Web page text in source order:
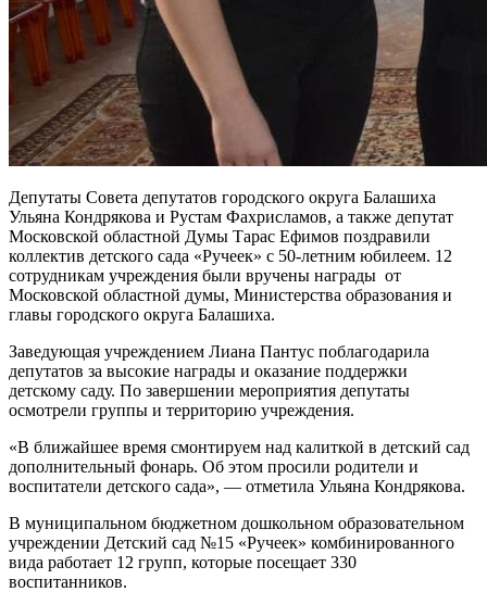
Депутаты Совета депутатов городского округа Балашиха
Ульяна Кондрякова и Рустам Фахрисламов, а также депутат
Московской областной Думы Тарас Ефимов поздравили
коллектив детского сада «Ручеек» с 50-летним юбилеем. 12
сотрудникам учреждения были вручены награды от
Московской областной думы, Министерства образования и
главы городского округа Балашиха.
Заведующая учреждением Лиана Пантус поблагодарила
депутатов за высокие награды и оказание поддержки
детскому саду. По завершении мероприятия депутаты
осмотрели группы и территорию учреждения.
«В ближайшее время смонтируем над калиткой в детский сад
дополнительный фонарь. Об этом просили родители и
воспитатели детского сада», — отметила Ульяна Кондрякова.
В муниципальном бюджетном дошкольном образовательном
учреждении Детский сад №15 «Ручеек» комбинированного
вида работает 12 групп, которые посещает 330
воспитанников.